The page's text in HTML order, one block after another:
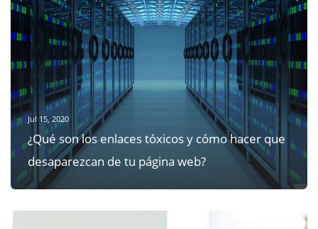
Jul 15, 2020
¿Qué son los enlaces tóxicos y cómo hacer que
desaparezcan de tu página web?